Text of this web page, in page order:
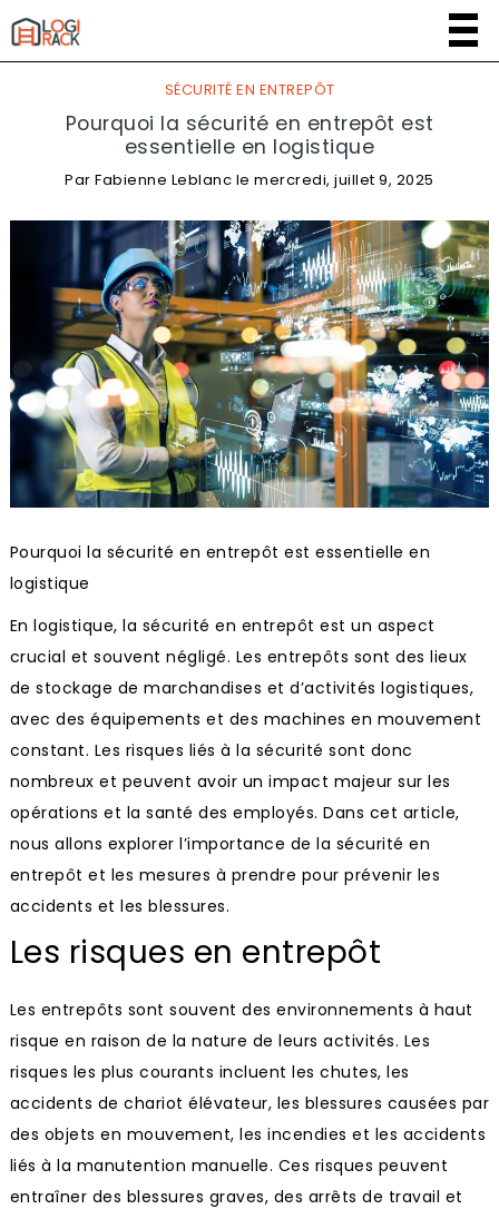
SÉCURITÉ EN ENTREPÔT
Pourquoi la sécurité en entrepôt est
essentielle en logistique
ParFabienne Leblanc lemercredi, juillet 9, 2025
Pourquoi la sécurité en entrepôt est essentielle en
logistique
En logistique, la sécurité en entrepôt est un aspect
crucial et souvent négligé. Les entrepôts sont des lieux
de stockage de marchandises et d’activités logistiques,
avec des équipements et des machines en mouvement
constant. Les risques liés à la sécurité sont donc
nombreux et peuvent avoir un impact majeur sur les
opérations et la santé des employés. Dans cet article,
nous allons explorer l’importance de la sécurité en
entrepôt et les mesures à prendre pour prévenir les
accidents et les blessures.
Les risques en entrepôt
Les entrepôts sont souvent des environnements à haut
risque en raison de la nature de leurs activités. Les
risques les plus courants incluent les chutes, les
accidents de chariot élévateur, les blessures causées par
des objets en mouvement, les incendies et les accidents
liés à la manutention manuelle. Ces risques peuvent
entraîner des blessures graves, des arrêts de travail et